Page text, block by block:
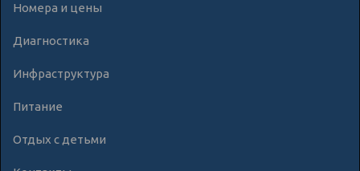
Номера и цены
Диагностика
Инфраструктура
Питание
Отдых с детьми